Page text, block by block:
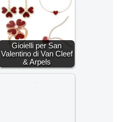
Gioielli per San
Valentino di Van Cleef
& Arpels